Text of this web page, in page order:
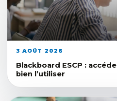
3 AOÛT 2026
Blackboard ESCP :
bien l’utiliser